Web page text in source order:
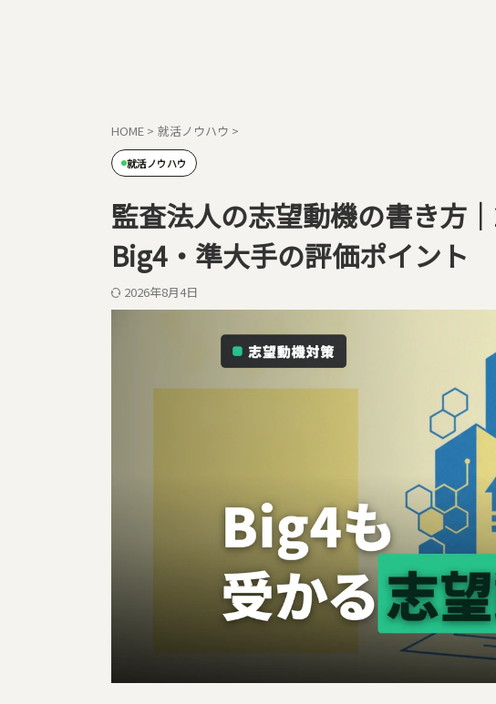
HOME > 就活ノウハウ >
就活ノウハウ
監査法人の志望動機の書き方
Big4・準大手の評価ポイント
2026年8月4日